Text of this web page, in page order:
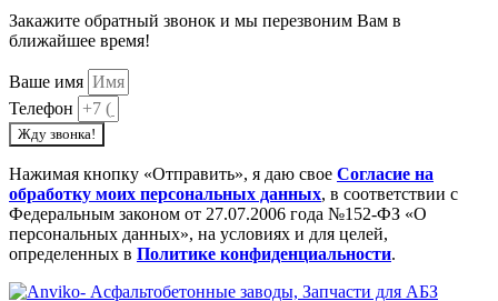
Закажите обратный звонок и мы перезвоним Вам в
ближайшее время!
Ваше имя
Телефон
Жду звонка!
Нажимая кнопку «Отправить», я даю свое Cогласие на
обработку моих персональных данных, в соответствии с
Федеральным законом от 27.07.2006 года №152-ФЗ «О
персональных данных», на условиях и для целей,
определенных в Политике конфиденциальности.